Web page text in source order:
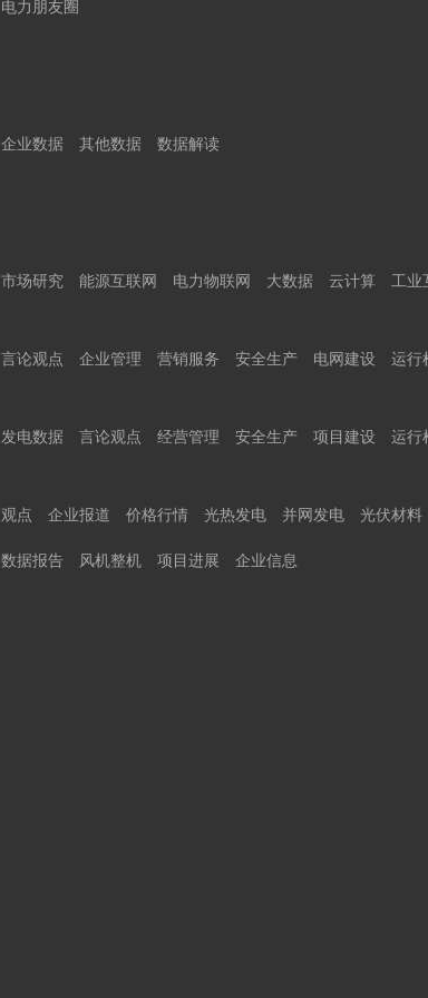
电力朋友圈
企业数据 其他数据 数据解读
市场研究 能源互联网 电力物联网 大数据 云计算 工业
言论观点 企业管理 营销服务 安全生产 电网建设 运行
发电数据 言论观点 经营管理 安全生产 项目建设 运行
观点 企业报道 价格行情 光热发电 并网发电 光伏材料
数据报告 风机整机 项目进展 企业信息